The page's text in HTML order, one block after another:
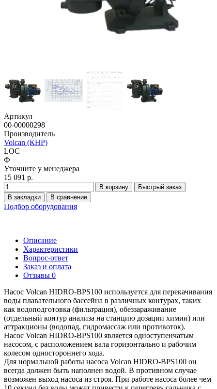
Артикул
00-00000298
Производитель
Volcan (КНР)
LOC
Ф
Уточните у менеджера
15 091 р.
В корзину
Быстрый заказ
В закладки
В сравнение
Подбор оборудования
Описание
Характеристики
Вопрос-ответ
Заказ и оплата
Отзывы 0
Насос Volcan HIDRO-BPS100 используется для перекачивания
воды плавательного бассейна в различных контурах, таких
как водоподготовка (фильтрация), обеззараживание
(отдельный контур анализа на станцию дозации химии) или
аттракционы (водопад, гидромассаж или противоток).
Насос Volcan HIDRO-BPS100 является одноступенчатым
насосом, с расположением вала горизонтально и рабочим
колесом одностороннего хода.
Для нормальной работы насоса Volcan HIDRO-BPS100 он
всегда должен быть наполнен водой. В противном случае
возможен выход насоса из строя. При работе насоса более чем